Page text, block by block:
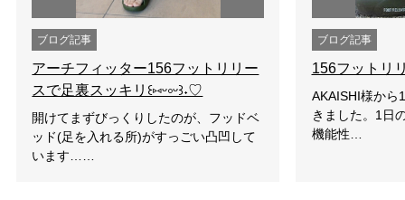
ブログ記事
アーチフィッター156フットリリー
スで足裏スッキリ꒰⑅ᵕ༚ᵕ꒱˖♡
開けてまずびっくりしたのが、フッドベ
ッド(足を入れる所)がすっごい凸凹して
います……
ブログ記事
156フットリ
AKAISHI様から
きました。1日
機能性…